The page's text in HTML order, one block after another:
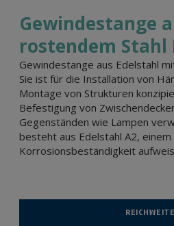
Gewindestange
rostendem Stahl
Gewindestange aus Edelstahl
Sie ist für die Installation von
Montage von Strukturen
Befestigung von
Gegenständen wie Lampen
besteht aus Edelstahl A2,
Korrosionsbeständigkeit
REICHWEITE